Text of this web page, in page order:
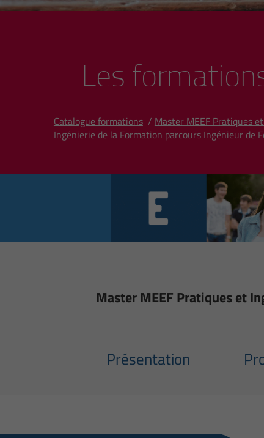
Les
Catalogue formations/ Master MEEF Pratiques
Ingénierie de la Formation parcours Ingénieur de
Master MEEF Pratiques et
Présentation